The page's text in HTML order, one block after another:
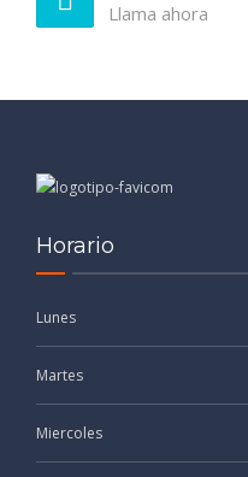
Llama ahora
Horario
Lunes
Martes
Miercoles